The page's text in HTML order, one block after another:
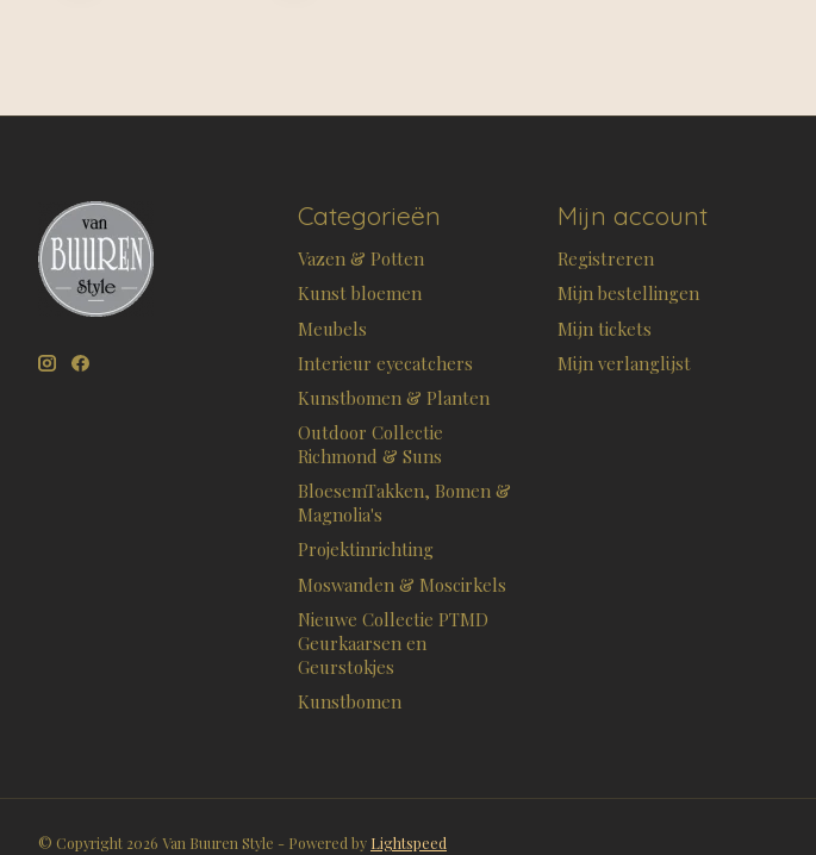
Categorieën
Vazen & Potten
Kunst bloemen
Meubels
Interieur eyecatchers
Kunstbomen & Planten
Outdoor Collectie
Richmond & Suns
BloesemTakken, Bomen &
Magnolia's
Projektinrichting
Moswanden & Moscirkels
Nieuwe Collectie PTMD
Geurkaarsen en
Geurstokjes
Kunstbomen
Mijn account
Registreren
Mijn bestellingen
Mijn tickets
Mijn verlanglijst
© Copyright 2026 Van Buuren Style - Powered by Lightspeed